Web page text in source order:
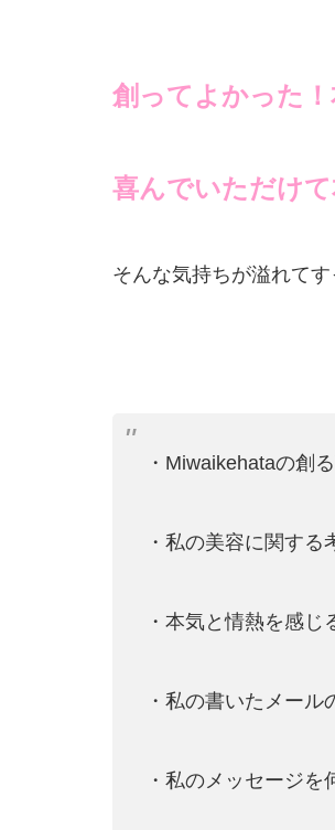
創ってよかった！
喜んでいただけて
そんな気持ちが溢れて
・Miwaikehataの創
・私の美容に関する
・本気と情熱を感じ
・私の書いたメール
・私のメッセージを